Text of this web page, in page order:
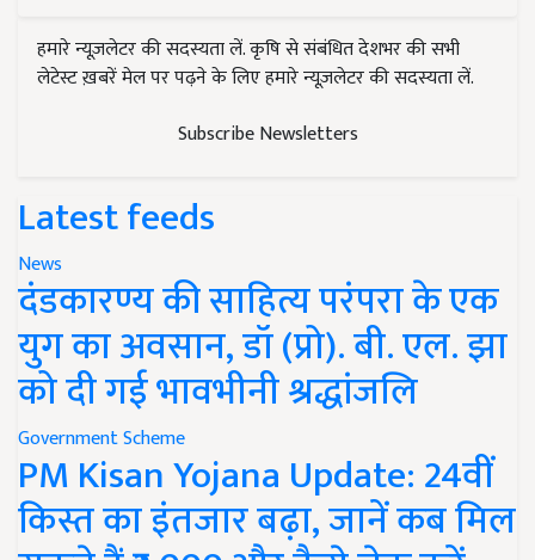
हमारे न्यूज़लेटर की सदस्यता लें. कृषि से संबंधित देशभर की सभी
लेटेस्ट ख़बरें मेल पर पढ़ने के लिए हमारे न्यूज़लेटर की सदस्यता लें.
Subscribe Newsletters
Latest feeds
News
दंडकारण्य की साहित्य परंपरा के एक
युग का अवसान, डॉ (प्रो). बी. एल. झा
को दी गई भावभीनी श्रद्धांजलि
Government Scheme
PM Kisan Yojana Update: 24वीं
किस्त का इंतजार बढ़ा, जानें कब मिल